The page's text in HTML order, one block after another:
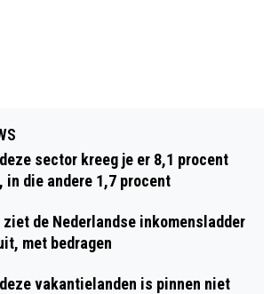
sector kreeg je er 8,1 procent
in die andere 1,7 procent
ziet de Nederlandse inkomensladder
met bedragen
vakantielanden is pinnen niet